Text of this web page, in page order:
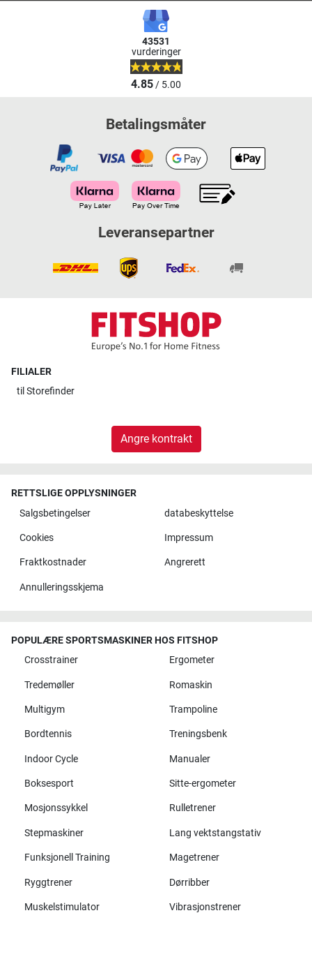
43531
vurderinger
4.85/ 5.00
Betalingsmåter
Leveransepartner
FILIALER
til Storefinder
Angre kontrakt
RETTSLIGE OPPLYSNINGER
Salgsbetingelser
databeskyttelse
Cookies Impressum
Fraktkostnader Angrerett
Annulleringsskjema
POPULÆRE SPORTSMASKINER HOS FITSHOP
Crosstrainer
Ergometer
Tredemøller Romaskin
Multigym Trampoline
Bordtennis Treningsbenk
Indoor Cycle Manualer
Boksesport Sitte-ergometer
Mosjonssykkel Rulletrener
Stepmaskiner Lang vektstangstativ
Funksjonell Training Magetrener
Ryggtrener Dørribber
Muskelstimulator Vibrasjonstrener